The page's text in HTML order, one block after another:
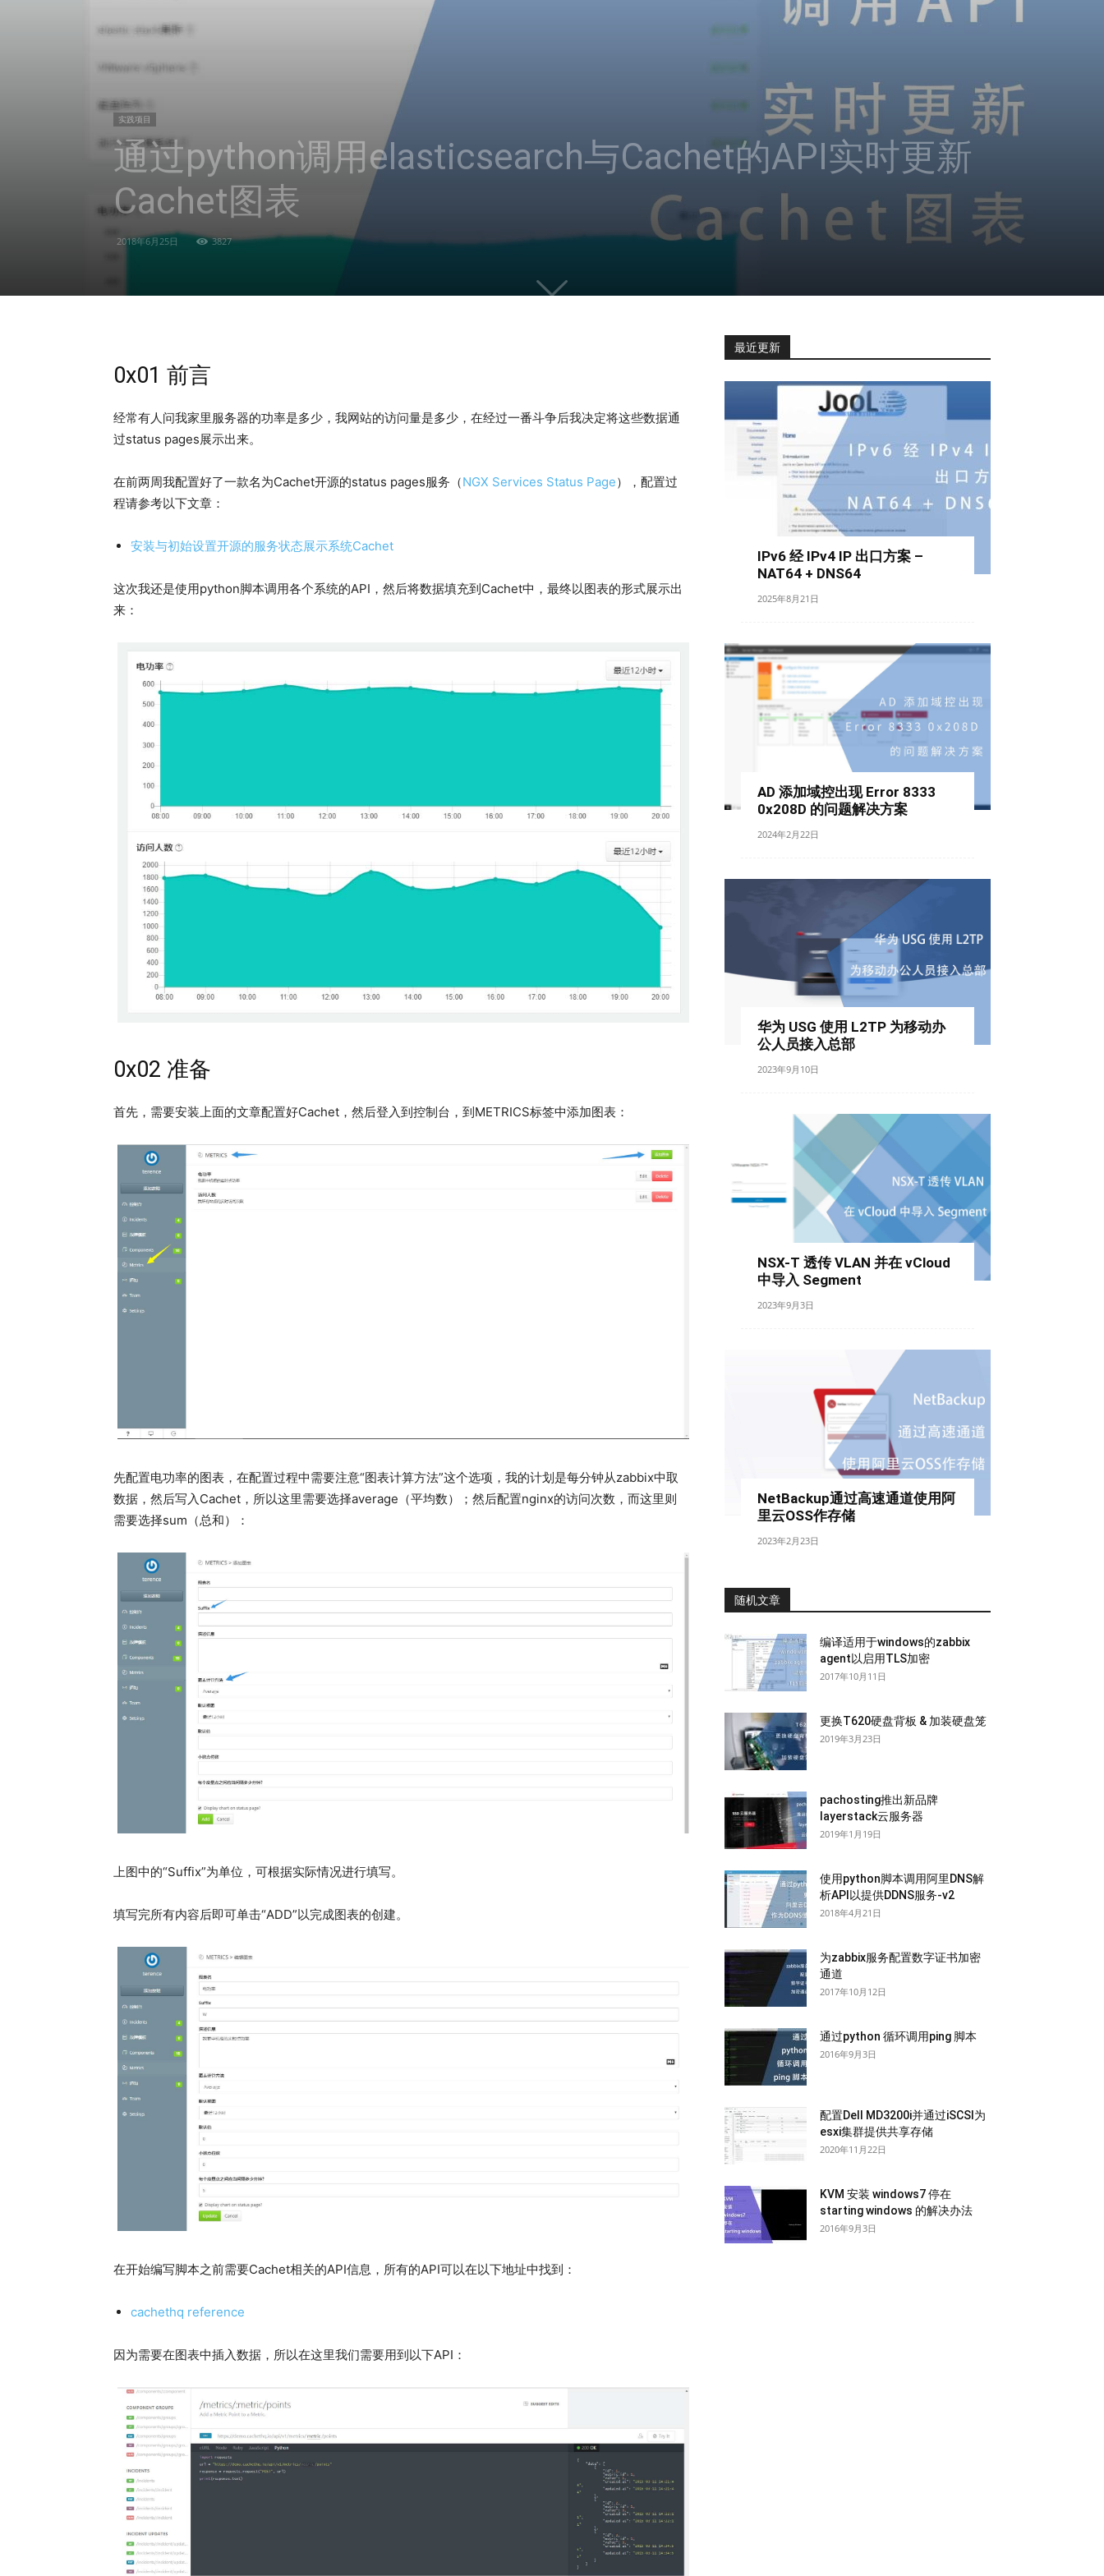
实践项目
通过python调用elasticsearch与Cachet的API实时更新
Cachet图表
2018年6月25日 3827
0x01 前言
经常有人问我家里服务器的功率是多少，我网站的访问量是多少，在经过一番斗争后我决定将这些数据通
过status pages展示出来。
在前两周我配置好了一款名为Cachet开源的status pages服务（NGX Services Status Page），配置过
程请参考以下文章：
安装与初始设置开源的服务状态展示系统Cachet
这次我还是使用python脚本调用各个系统的API，然后将数据填充到Cachet中，最终以图表的形式展示出
来：
0x02 准备
首先，需要安装上面的文章配置好Cachet，然后登入到控制台，到METRICS标签中添加图表：
先配置电功率的图表，在配置过程中需要注意“图表计算方法”这个选项，我的计划是每分钟从zabbix中取
数据，然后写入Cachet，所以这里需要选择average（平均数）；然后配置nginx的访问次数，而这里则
需要选择sum（总和）：
上图中的“Suffix”为单位，可根据实际情况进行填写。
填写完所有内容后即可单击“ADD”以完成图表的创建。
在开始编写脚本之前需要Cachet相关的API信息，所有的API可以在以下地址中找到：
cachethq reference
因为需要在图表中插入数据，所以在这里我们需要用到以下API：
最近更新
IPv6 经 IPv4 IP 出口方案 –
NAT64 + DNS64
2025年8月21日
AD 添加域控出现 Error 8333
0x208D 的问题解决方案
2024年2月22日
华为 USG 使用 L2TP 为移动办
公人员接入总部
2023年9月10日
NSX-T 透传 VLAN 并在 vCloud
中导入 Segment
2023年9月3日
NetBackup通过高速通道使用阿
里云OSS作存储
2023年2月23日
随机文章
编译适用于windows的zabbix
agent以启用TLS加密
2017年10月11日
更换T620硬盘背板 & 加装硬盘笼
2019年3月23日
pachosting推出新品牌
layerstack云服务器
2019年1月19日
使用python脚本调用阿里DNS解
析API以提供DDNS服务-v2
2018年4月21日
为zabbix服务配置数字证书加密
通道
2017年10月12日
通过python 循环调用ping 脚本
2016年9月3日
配置Dell MD3200i并通过iSCSI为
esxi集群提供共享存储
2020年11月22日
KVM 安装 windows7 停在
starting windows 的解决办法
2016年9月3日